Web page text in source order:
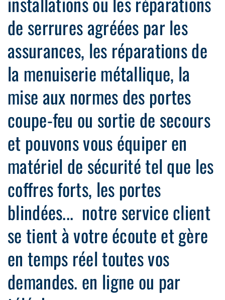
de serrures agréées par les
assurances, les réparations de
la menuiserie métallique, la
mise aux normes des portes
coupe-feu ou sortie de secours
et pouvons vous équiper en
matériel de sécurité tel que les
coffres forts, les portes
blindées... notre service client
se tient à votre écoute et gère
en temps réel toutes vos
demandes. en ligne ou par